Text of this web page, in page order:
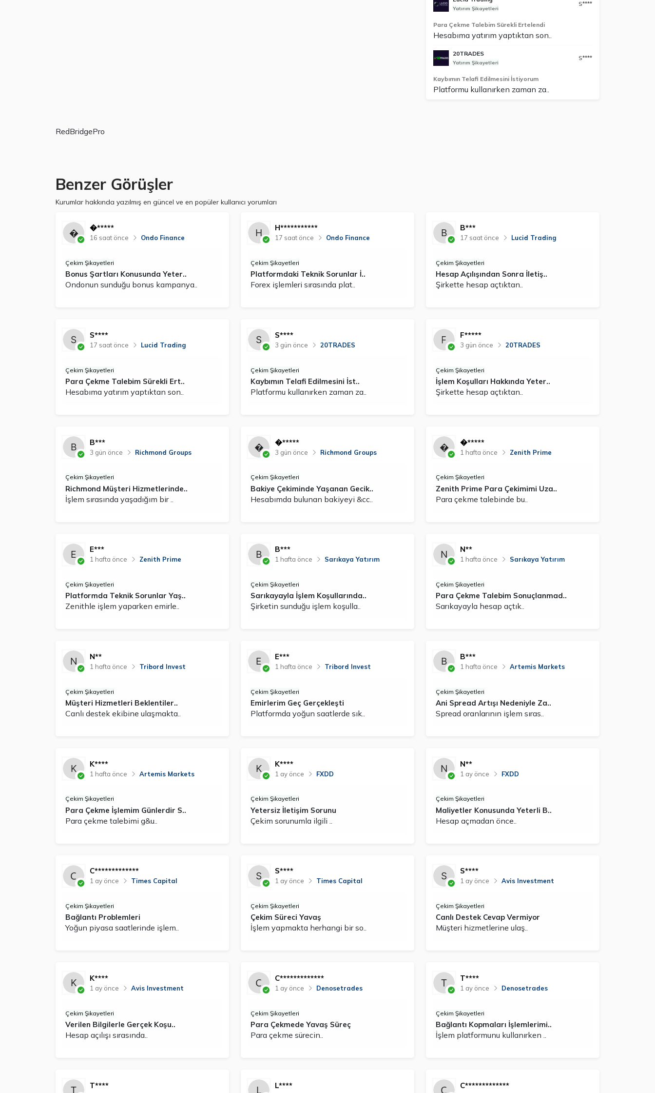
Yatırım Şikayetleri
S****
Para Çekme Talebim Sürekli Ertelendi
Hesabıma yatırım yaptıktan son..
20TRADES
Yatırım Şikayetleri
S****
Kaybımın Telafi Edilmesini İstiyorum
Platformu kullanırken zaman za..
RedBridgePro
Benzer Görüşler
Kurumlar hakkında yazılmış en güncel ve en popüler kullanıcı yorumları
�*****
16 saat önce Ondo Finance
Çekim Şikayetleri
Bonus Şartları Konusunda Yeter..
Ondonun sunduğu bonus kampanya..
H***********
17 saat önce Ondo Finance
Çekim Şikayetleri
Platformdaki Teknik Sorunlar İ..
Forex işlemleri sırasında plat..
B***
17 saat önce Lucid Trading
Çekim Şikayetleri
Hesap Açılışından Sonra İletiş..
Şirkette hesap açtıktan..
S****
17 saat önce Lucid Trading
Çekim Şikayetleri
Para Çekme Talebim Sürekli Ert..
Hesabıma yatırım yaptıktan son..
S****
3 gün önce 20TRADES
Çekim Şikayetleri
Kaybımın Telafi Edilmesini İst..
Platformu kullanırken zaman za..
F*****
3 gün önce 20TRADES
Çekim Şikayetleri
İşlem Koşulları Hakkında Yeter..
Şirkette hesap açtıktan..
B***
3 gün önce Richmond Groups
Çekim Şikayetleri
Richmond Müşteri Hizmetlerinde..
İşlem sırasında yaşadığım bir ..
�*****
3 gün önce Richmond Groups
Çekim Şikayetleri
Bakiye Çekiminde Yaşanan Gecik..
Hesabımda bulunan bakiyeyi &cc..
�*****
1 hafta önce Zenith Prime
Çekim Şikayetleri
Zenith Prime Para Çekimimi Uza..
Para çekme talebinde bu..
E***
1 hafta önce Zenith Prime
Çekim Şikayetleri
Platformda Teknik Sorunlar Yaş..
Zenithle işlem yaparken emirle..
B***
1 hafta önce Sarıkaya Yatırım
Çekim Şikayetleri
Sarıkayayla İşlem Koşullarında..
Şirketin sunduğu işlem koşulla..
N**
1 hafta önce Sarıkaya Yatırım
Çekim Şikayetleri
Para Çekme Talebim Sonuçlanmad..
Sarıkayayla hesap açtık..
N**
1 hafta önce Tribord Invest
Çekim Şikayetleri
Müşteri Hizmetleri Beklentiler..
Canlı destek ekibine ulaşmakta..
E***
1 hafta önce Tribord Invest
Çekim Şikayetleri
Emirlerim Geç Gerçekleşti
Platformda yoğun saatlerde sık..
B***
1 hafta önce Artemis Markets
Çekim Şikayetleri
Ani Spread Artışı Nedeniyle Za..
Spread oranlarının işlem sıras..
K****
1 hafta önce Artemis Markets
Çekim Şikayetleri
Para Çekme İşlemim Günlerdir S..
Para çekme talebimi g&u..
K****
1 ay önce FXDD
Çekim Şikayetleri
Yetersiz İletişim Sorunu
Çekim sorunumla ilgili ..
N**
1 ay önce FXDD
Çekim Şikayetleri
Maliyetler Konusunda Yeterli B..
Hesap açmadan önce..
C*************
1 ay önce Times Capital
Çekim Şikayetleri
Bağlantı Problemleri
Yoğun piyasa saatlerinde işlem..
S****
1 ay önce Times Capital
Çekim Şikayetleri
Çekim Süreci Yavaş
İşlem yapmakta herhangi bir so..
S****
1 ay önce Avis Investment
Çekim Şikayetleri
Canlı Destek Cevap Vermiyor
Müşteri hizmetlerine ulaş..
K****
1 ay önce Avis Investment
Çekim Şikayetleri
Verilen Bilgilerle Gerçek Koşu..
Hesap açılışı sırasında..
C*************
1 ay önce Denosetrades
Çekim Şikayetleri
Para Çekmede Yavaş Süreç
Para çekme sürecin..
T****
1 ay önce Denosetrades
Çekim Şikayetleri
Bağlantı Kopmaları İşlemlerimi..
İşlem platformunu kullanırken ..
T**** L**** C*************